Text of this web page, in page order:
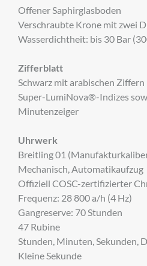
Offener Saphirglasboden
Verschraubte Krone mit zwei
Wasserdichtheit: bis 30 Bar
Zifferblatt
Schwarz mit arabischen Ziffern
Super-LumiNova®-Indizes
Minutenzeiger
Uhrwerk
Breitling 01
Mechanisch, Automatikaufzug
Offiziell COSC-zertifizierter
Frequenz: 28 800 a/h (4 Hz)
Gangreserve: 70 Stunden
47 Rubine
Stunden, Minuten, Sekunden,
Kleine Sekunde